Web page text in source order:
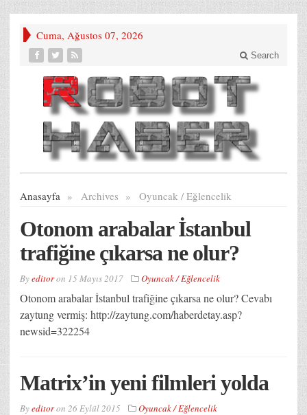
Cuma, Ağustos 07, 2026
Search
Anasayfa » Archives » Oyuncak / Eğlencelik
Otonom arabalar İstanbul
trafiğine çıkarsa ne olur?
Byeditoron 15 Mayıs 2017 Oyuncak / Eğlencelik
Otonom arabalar İstanbul trafiğine çıkarsa ne olur? Cevabı
zaytung vermiş: http://zaytung.com/haberdetay.asp?
newsid=322254
Matrix’in yeni filmleri yolda
Byeditoron 26 Eylül 2015 Oyuncak / Eğlencelik